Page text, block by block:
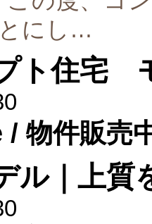
にし…
ト住宅
/ 物件販売
ル｜上質